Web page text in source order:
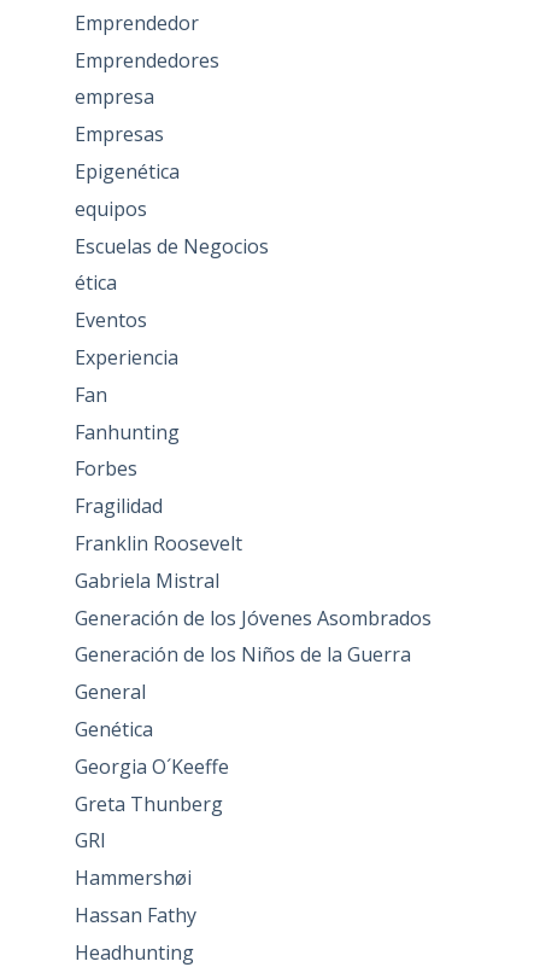
Emprendedor
Emprendedores
empresa
Empresas
Epigenética
equipos
Escuelas de Negocios
ética
Eventos
Experiencia
Fan
Fanhunting
Forbes
Fragilidad
Franklin Roosevelt
Gabriela Mistral
Generación de los Jóvenes Asombrados
Generación de los Niños de la Guerra
General
Genética
Georgia O´Keeffe
Greta Thunberg
GRI
Hammershøi
Hassan Fathy
Headhunting